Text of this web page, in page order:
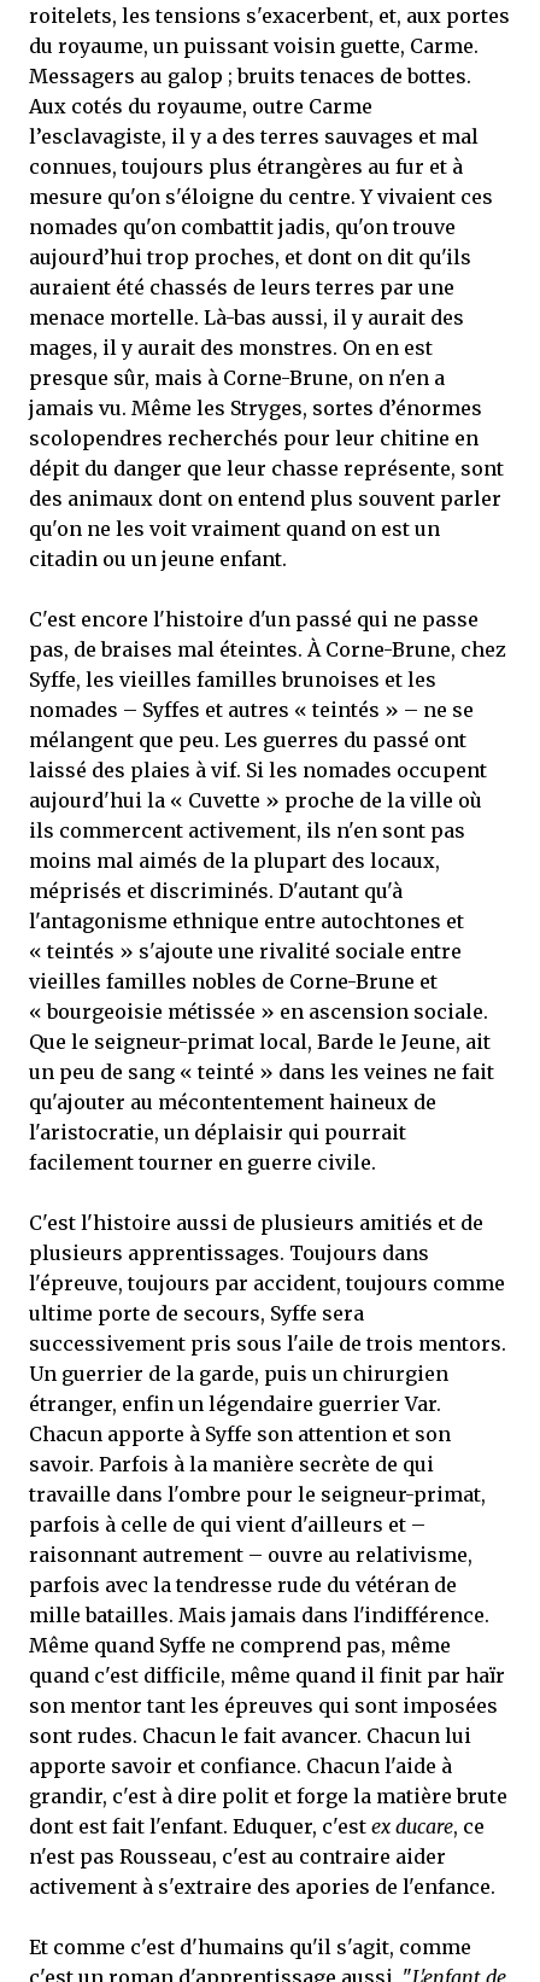
roitelets, les tensions s'exacerbent, et, aux portes
du royaume, un puissant voisin guette, Carme.
Messagers au galop ; bruits tenaces de bottes.
Aux cotés du royaume, outre Carme
l’esclavagiste, il y a des terres sauvages et mal
connues, toujours plus étrangères au fur et à
mesure qu'on s'éloigne du centre. Y vivaient ces
nomades qu'on combattit jadis, qu'on trouve
aujourd’hui trop proches, et dont on dit qu'ils
auraient été chassés de leurs terres par une
menace mortelle. Là-bas aussi, il y aurait des
mages, il y aurait des monstres. On en est
presque sûr, mais à Corne-Brune, on n'en a
jamais vu. Même les Stryges, sortes d’énormes
scolopendres recherchés pour leur chitine en
dépit du danger que leur chasse représente, sont
des animaux dont on entend plus souvent parler
qu'on ne les voit vraiment quand on est un
citadin ou un jeune enfant.
C'est encore l'histoire d'un passé qui ne passe
pas, de braises mal éteintes. À Corne-Brune, chez
Syffe, les vieilles familles brunoises et les
nomades – Syffes et autres « teintés » – ne se
mélangent que peu. Les guerres du passé ont
laissé des plaies à vif. Si les nomades occupent
aujourd'hui la « Cuvette » proche de la ville où
ils commercent activement, ils n'en sont pas
moins mal aimés de la plupart des locaux,
méprisés et discriminés. D'autant qu'à
l'antagonisme ethnique entre autochtones et
« teintés » s'ajoute une rivalité sociale entre
vieilles familles nobles de Corne-Brune et
« bourgeoisie métissée » en ascension sociale.
Que le seigneur-primat local, Barde le Jeune, ait
un peu de sang « teinté » dans les veines ne fait
qu'ajouter au mécontentement haineux de
l'aristocratie, un déplaisir qui pourrait
facilement tourner en guerre civile.
C'est l'histoire aussi de plusieurs amitiés et de
plusieurs apprentissages. Toujours dans
l'épreuve, toujours par accident, toujours comme
ultime porte de secours, Syffe sera
successivement pris sous l'aile de trois mentors.
Un guerrier de la garde, puis un chirurgien
étranger, enfin un légendaire guerrier Var.
Chacun apporte à Syffe son attention et son
savoir. Parfois à la manière secrète de qui
travaille dans l'ombre pour le seigneur-primat,
parfois à celle de qui vient d'ailleurs et –
raisonnant autrement – ouvre au relativisme,
parfois avec la tendresse rude du vétéran de
mille batailles. Mais jamais dans l'indifférence.
Même quand Syffe ne comprend pas, même
quand c'est difficile, même quand il finit par haïr
son mentor tant les épreuves qui sont imposées
sont rudes. Chacun le fait avancer. Chacun lui
apporte savoir et confiance. Chacun l'aide à
grandir, c'est à dire polit et forge la matière brute
dont est fait l'enfant. Eduquer, c'est ex ducare, ce
n'est pas Rousseau, c'est au contraire aider
activement à s'extraire des apories de l'enfance.
Et comme c'est d'humains qu'il s'agit, comme